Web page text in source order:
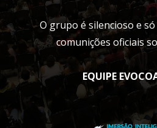
O grupo é silencioso e
comunições oficiais
EQUIPE